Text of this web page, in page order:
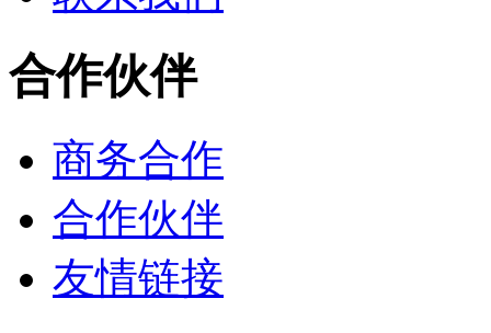
合作伙伴
商务合作
合作伙伴
友情链接